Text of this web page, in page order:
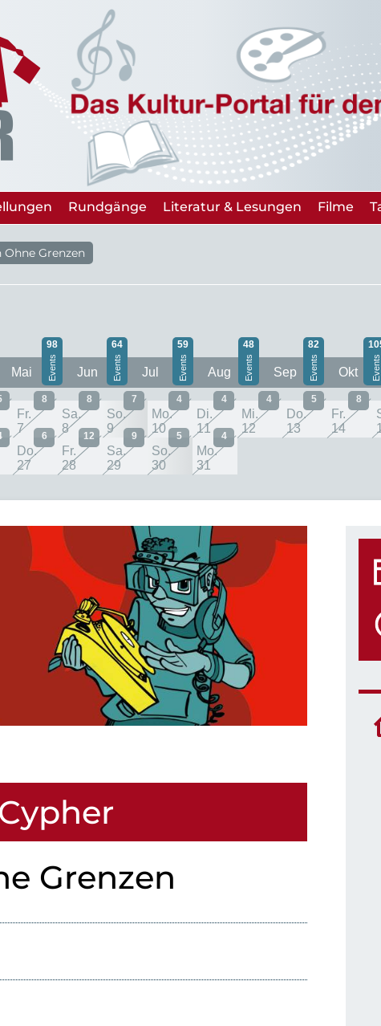
Rundgänge Literatur & Lesungen Filme
Ohne Grenzen
Mai
98
Jun
64
Jul
59
Aug
48
Sep
82
Okt
Fr.
7
8
Sa.
8
8
So.
9
7
Mo.
10
4
Di.
11
4
Mi.
12
4
Do.
13
5
Fr.
14
8
Do.
27
6
Fr.
28
12
Sa.
29
9
So.
30
5
Mo.
31
4
Grenzen